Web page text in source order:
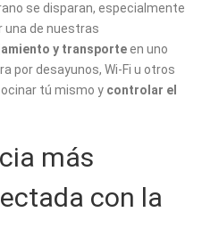
se disparan, especialmente
una de nuestras
y transporteen uno
por desayunos, Wi-Fi u otros
tú mismo y controlar el
más
con la